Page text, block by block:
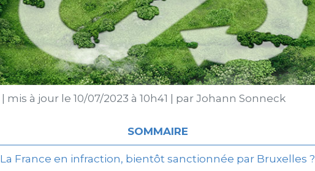
mis à jour le 10/07/2023 à 10h41 par Johann Sonneck
SOMMAIRE
La France en infraction, bientôt sanctionnée par Bruxelles ?